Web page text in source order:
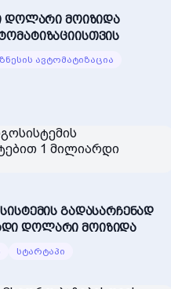
დოლარი მოიზიდა
ავტომატიზაცია
გადასარჩენად
დოლარი მოიზიდა
სტარტაპი